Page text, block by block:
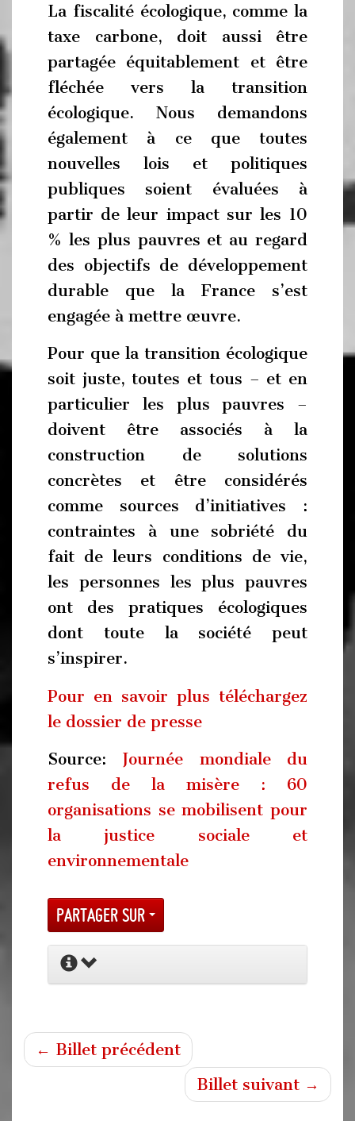
La fiscalité écologique, comme la
taxe carbone, doit aussi être
partagée équitablement et être
fléchée vers la transition
écologique. Nous demandons
également à ce que toutes
nouvelles lois et politiques
publiques soient évaluées à
partir de leur impact sur les 10
% les plus pauvres et au regard
des objectifs de développement
durable que la France s’est
engagée à mettre œuvre.
Pour que la transition écologique
soit juste, toutes et tous – et en
particulier les plus pauvres –
doivent être associés à la
construction de solutions
concrètes et être considérés
comme sources d’initiatives :
contraintes à une sobriété du
fait de leurs conditions de vie,
les personnes les plus pauvres
ont des pratiques écologiques
dont toute la société peut
s’inspirer.
Pour en savoir plus téléchargez
le dossier de presse
Source: Journée mondiale du
refus de la misère : 60
organisations se mobilisent pour
la justice sociale et
environnementale
Partager sur
← Billet précédent
Billet suivant →